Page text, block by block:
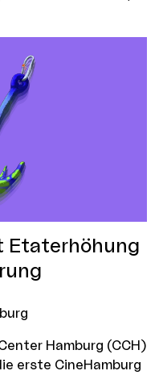
laufen künftig alle
engere
ihrem Weg in den
Etaterhöhung
Hamburg (CCH)
erste CineHamburg